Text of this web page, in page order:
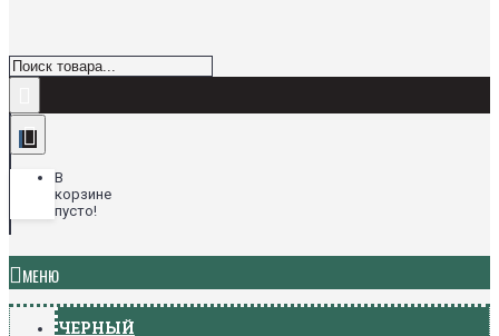
В
корзине
пусто!
МЕНЮ
ЧЕРНЫЙ